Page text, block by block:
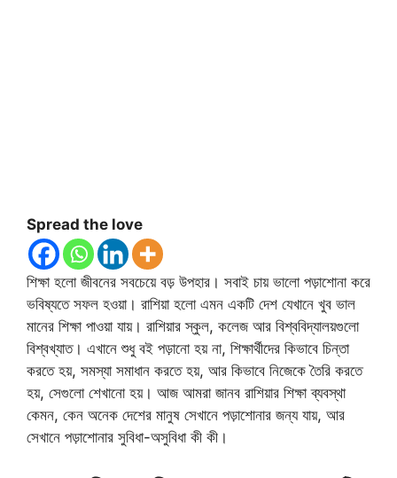
Spread the love
শিক্ষা হলো জীবনের সবচেয়ে বড় উপহার। সবাই চায় ভালো পড়াশোনা করে
ভবিষ্যতে সফল হওয়া। রাশিয়া হলো এমন একটি দেশ যেখানে খুব ভাল
মানের শিক্ষা পাওয়া যায়। রাশিয়ার স্কুল, কলেজ আর বিশ্ববিদ্যালয়গুলো
বিশ্বখ্যাত। এখানে শুধু বই পড়ানো হয় না, শিক্ষার্থীদের কিভাবে চিন্তা
করতে হয়, সমস্যা সমাধান করতে হয়, আর কিভাবে নিজেকে তৈরি করতে
হয়, সেগুলো শেখানো হয়। আজ আমরা জানব রাশিয়ার শিক্ষা ব্যবস্থা
কেমন, কেন অনেক দেশের মানুষ সেখানে পড়াশোনার জন্য যায়, আর
সেখানে পড়াশোনার সুবিধা-অসুবিধা কী কী।